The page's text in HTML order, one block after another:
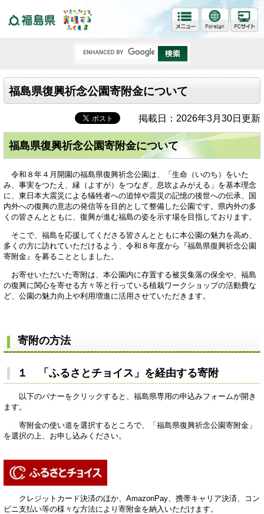
福島県復興祈念公園寄附金について
掲載日：2026年3月30日更新
福島県復興祈念公園寄附金について
令和８年４月開園の福島県復興祈念公園は、「生命（いのち）をいた
み、事実をつたえ、縁（よすが）をつなぎ、息吹よみがえる」を基本理念
に、東日本大震災による犠牲者への追悼や震災の記憶の後世への伝承、国
内外への復興の意志の発信等を目的として整備した公園です。県内外の多
くの皆さんとともに、復興が進む福島の姿を示す場を目指しております。
そこで、福島を応援してくださる皆さんとともに本公園の魅力を高め、
多くの方に訪れていただけるよう、令和８年度から『福島県復興祈念公園
寄附金』を募ることとしました。
お寄せいただいた寄附は、本公園内に存置する被災集落の保全や、福島
の復興に関心を寄せる方々等と行っている植栽ワークショップの活動費な
ど、公園の魅力向上や利用増進に活用させていただきます。
寄附の方法
１ 「ふるさとチョイス」を経由する寄附
以下のバナーをクリックすると、福島県専用の申込みフォームが開き
ます。
寄附金の使い道を選択するところで、「福島県復興祈念公園寄附金」
を選択の上、お申し込みください。
クレジットカード決済のほか、AmazonPay、携帯キャリア決済、コン
ビニ支払い等の様々な方法により寄附金を納入いただけます。